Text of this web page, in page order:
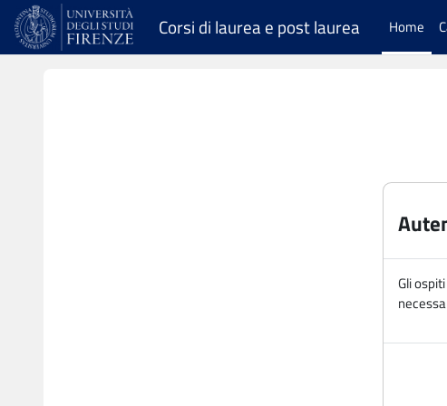
Vai al contenuto principale
Corsi di laurea e post laurea Home
Gli